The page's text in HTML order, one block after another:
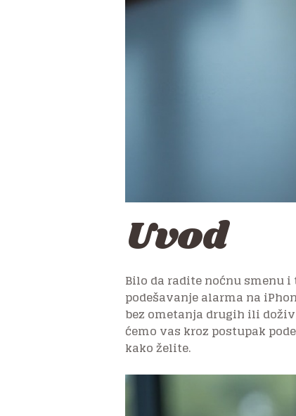
Uvod
Bilo da radite noćnu smenu
podešavanje alarma na
bez ometanja drugih ili
ćemo vas kroz postupak
kako želite.